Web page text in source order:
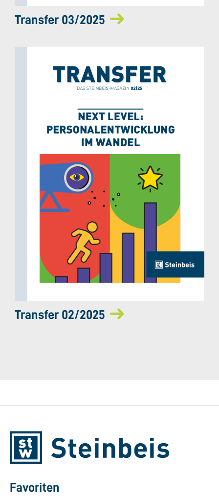
Transfer 03/2025
Transfer 02/2025
Favoriten